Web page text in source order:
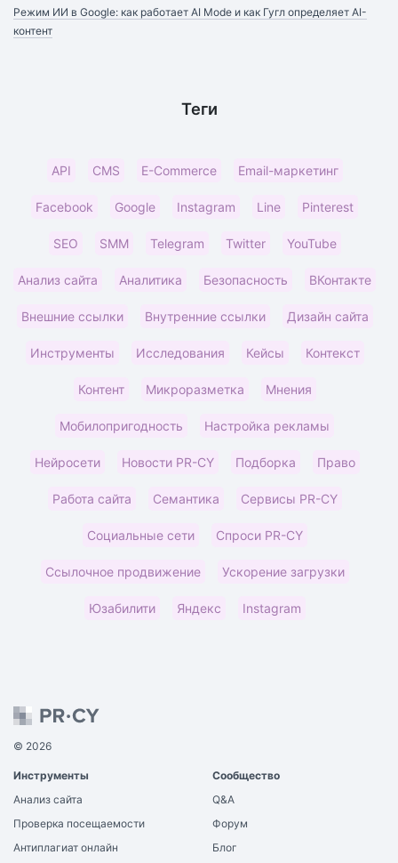
Режим ИИ в Google: как работает AI Mode и как Гугл определяет AI-
контент
Теги
API CMS E-Commerce Email-маркетинг
Facebook Google Instagram Line Pinterest
SEO SMM Telegram Twitter YouTube
Анализ сайта Аналитика Безопасность ВКонтакте
Внешние ссылки Внутренние ссылки Дизайн сайта
Инструменты Исследования Кейсы Контекст
Контент Микроразметка Мнения
Мобилопригодность Настройка рекламы
Нейросети Новости PR-CY Подборка Право
Работа сайта Семантика Сервисы PR-CY
Социальные сети Спроси PR-CY
Ссылочное продвижение Ускорение загрузки
Юзабилити Яндекс ​Instagram
© 2026
Инструменты
Анализ сайта
Проверка посещаемости
Антиплагиат онлайн
Сообщество
Q&A
Форум
Блог